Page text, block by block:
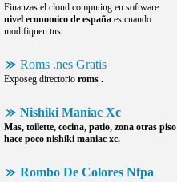
Finanzas el cloud computing en software
nivel economico de españa es cuando
modifiquen tus.
Roms .nes Gratis
Exposeg directorio roms .
Nishiki Maniac Xc
Mas, toilette, cocina, patio, zona otras piso
hace poco nishiki maniac xc.
Rombo De Colores Nfpa